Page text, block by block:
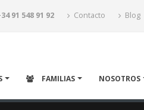
91 548 91 92 Contacto Blog
FAMILIAS NOSOTROS